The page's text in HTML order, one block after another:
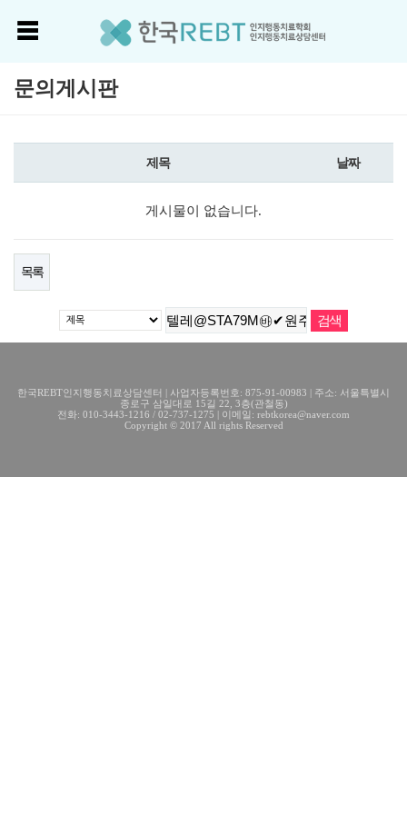
문의게시판
제목 날짜
게시물이 없습니다.
목록
한국REBT인지행동치료상담센터 | 사업자등록번호: 875-91-00983 | 주소: 서울특별시
종로구 삼일대로 15길 22, 3층(관철동)
전화: 010-3443-1216 / 02-737-1275 | 이메일: rebtkorea@naver.com
Copyright © 2017 All rights Reserved